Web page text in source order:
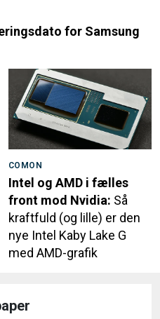
for Samsung
COMON
Intel og AMD i fælles
front mod Nvidia: Så
kraftfuld (og lille) er den
nye Intel Kaby Lake G
med AMD-grafik